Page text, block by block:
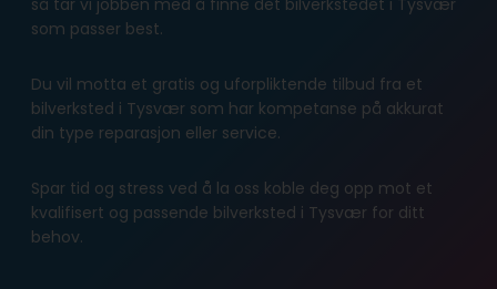
som passer best.
Du vil motta et gratis og uforpliktende tilbud fra et
bilverksted i Tysvær som har kompetanse på akkurat
din type reparasjon eller service.
Spar tid og stress ved å la oss koble deg opp mot et
kvalifisert og passende bilverksted i Tysvær for ditt
behov.